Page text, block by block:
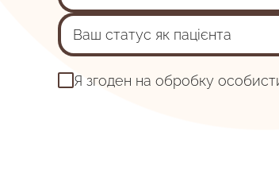
Ваш статус як пацієнта
Я згоден на обробку